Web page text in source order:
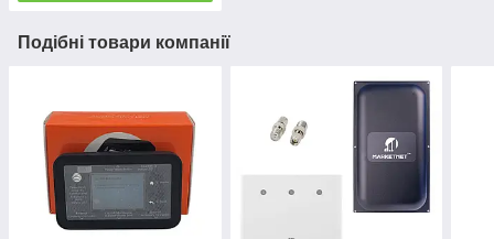
Подібні товари компанії